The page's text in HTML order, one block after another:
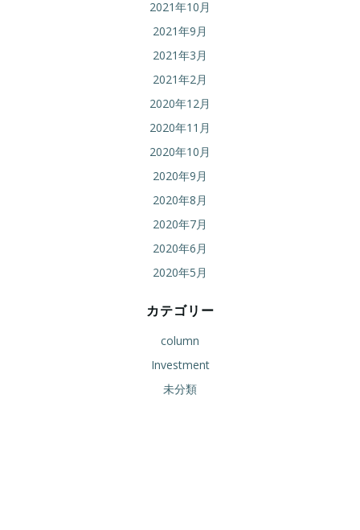
2021年10月
2021年9月
2021年3月
2021年2月
2020年12月
2020年11月
2020年10月
2020年9月
2020年8月
2020年7月
2020年6月
2020年5月
カテゴリー
column
Investment
未分類